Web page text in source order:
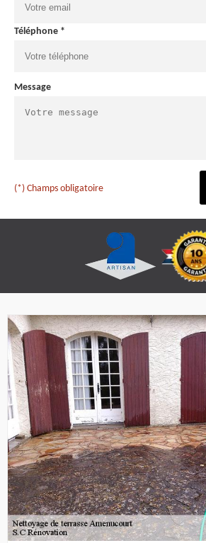
Téléphone *
Message
(*) Champs obligatoire